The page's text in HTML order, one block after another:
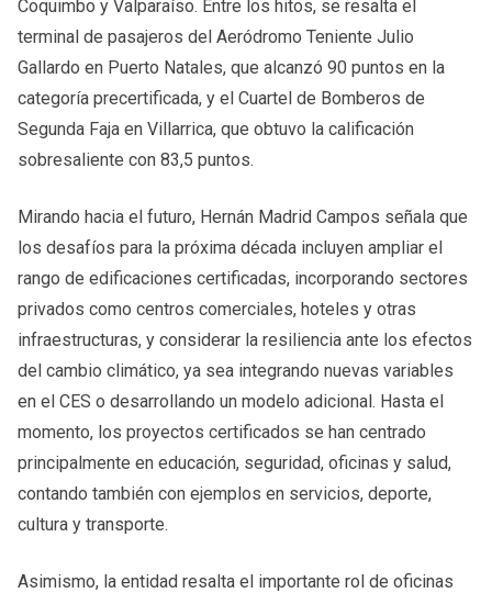
Coquimbo y Valparaíso. Entre los hitos, se resalta el
terminal de pasajeros del Aeródromo Teniente Julio
Gallardo en Puerto Natales, que alcanzó 90 puntos en la
categoría precertificada, y el Cuartel de Bomberos de
Segunda Faja en Villarrica, que obtuvo la calificación
sobresaliente con 83,5 puntos.
Mirando hacia el futuro, Hernán Madrid Campos señala que
los desafíos para la próxima década incluyen ampliar el
rango de edificaciones certificadas, incorporando sectores
privados como centros comerciales, hoteles y otras
infraestructuras, y considerar la resiliencia ante los efectos
del cambio climático, ya sea integrando nuevas variables
en el CES o desarrollando un modelo adicional. Hasta el
momento, los proyectos certificados se han centrado
principalmente en educación, seguridad, oficinas y salud,
contando también con ejemplos en servicios, deporte,
cultura y transporte.
Asimismo, la entidad resalta el importante rol de oficinas